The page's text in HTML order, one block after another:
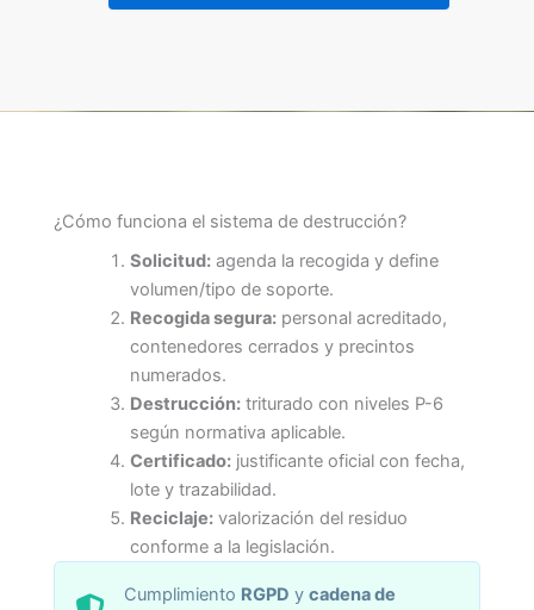
¿Cómo funciona el sistema de destrucción?
Solicitud:agenda la recogida y define
volumen/tipo de soporte.
Recogida segura:personal acreditado,
contenedores cerrados y precintos
numerados.
Destrucción:triturado con niveles P-6
según normativa aplicable.
Certificado:justificante oficial con fecha,
lote y trazabilidad.
Reciclaje:valorización del residuo
conforme a la legislación.
Cumplimiento RGPD ycadena de